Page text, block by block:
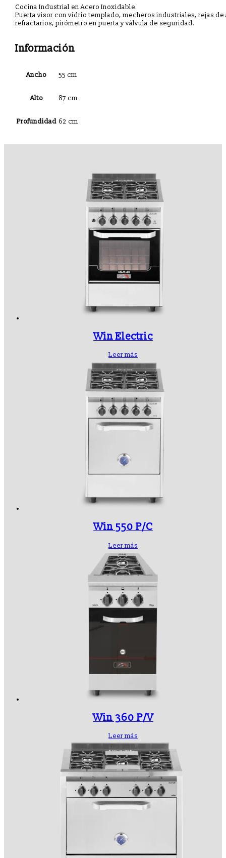
Cocina Industrial en Acero Inoxidable.
Puerta visor con vidrio templado, mecheros industriales, rejas
refractarios, pirómetro en puerta y válvula de seguridad.
Información
Ancho 55 cm
Alto 87 cm
Profundidad 62 cm
Win Electric
Leer más
Win 550 P/C
Leer más
Win 360 P/V
Leer más